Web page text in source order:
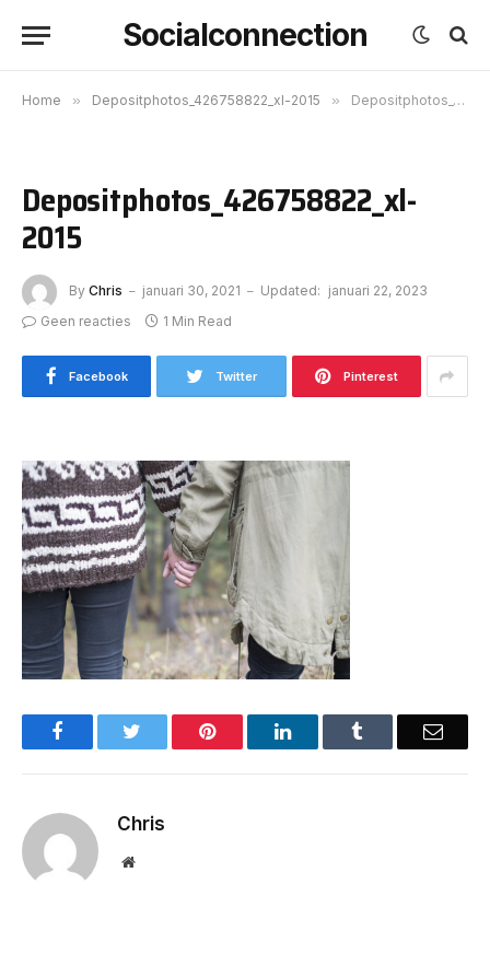
Socialconnection
Home » Depositphotos_426758822_xl-2015 » Depositphotos_426758822_xl-2015
Depositphotos_426758822_xl-
2015
By Chris januari 30, 2021 Updated: januari 22, 2023
Geen reacties
1 Min Read
Facebook Twitter Pinterest
Facebook Pinterest LinkedIn Email
Chris
Website